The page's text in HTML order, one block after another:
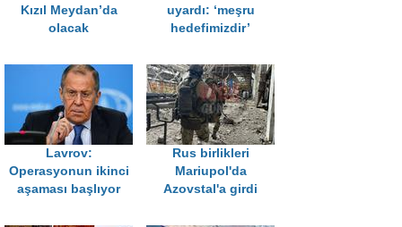
Kızıl Meydan’da
olacak
uyardı: ‘meşru
hedefimizdir’
Lavrov:
Operasyonun ikinci
aşaması başlıyor
Rus birlikleri
Mariupol'da
Azovstal'a girdi